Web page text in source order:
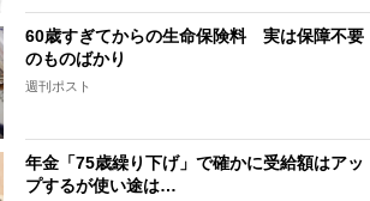
60歳すぎてからの生命保険料 実は保障不要
のものばかり
週刊ポスト
年金「75歳繰り下げ」で確かに受給額はアッ
プするが使い途は…